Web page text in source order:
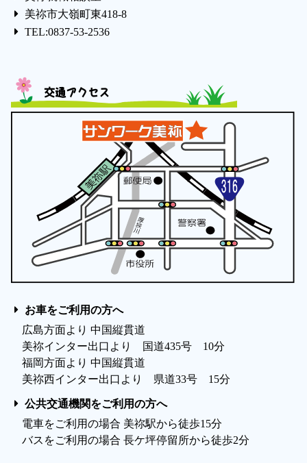
美祢市大嶺町東418-8
TEL:0837-53-2536
交通アクセス
お車をご利用の方へ
広島方面より 中国縦貫道
美祢インター出口より 国道435号 10分
福岡方面より 中国縦貫道
美祢西インター出口より 県道33号 15分
公共交通機関をご利用の方へ
電車をご利用の場合 美祢駅から徒歩15分
バスをご利用の場合 長ケ坪停留所から徒歩2分